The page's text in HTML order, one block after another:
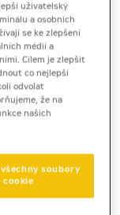
Brožura [4,9 MB]
míchací
úpravu podloží
uživatelský
a osobních
se ke zlepšení
médií a
Cílem je zlepšit
co nejlepší
odvolat
že na
našich
soubory
cookie